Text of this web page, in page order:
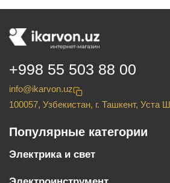
+998 55 503 88 00
info@ikarvon.uz
100057, Узбекистан, г. Ташкент, Уста
Популярные категории
Электрика и свет